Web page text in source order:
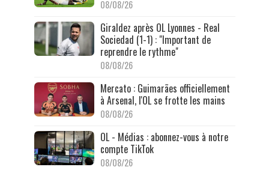
08/08/26
Giraldez après OL Lyonnes - Real
Sociedad (1-1) : "Important de
reprendre le rythme"
08/08/26
Mercato : Guimarães officiellement
à Arsenal, l'OL se frotte les mains
08/08/26
OL - Médias : abonnez-vous à notre
compte TikTok
08/08/26